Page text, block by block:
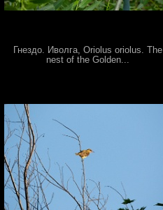
Гнездо. Иволга, Oriolus oriolus. The
nest of the Golden...